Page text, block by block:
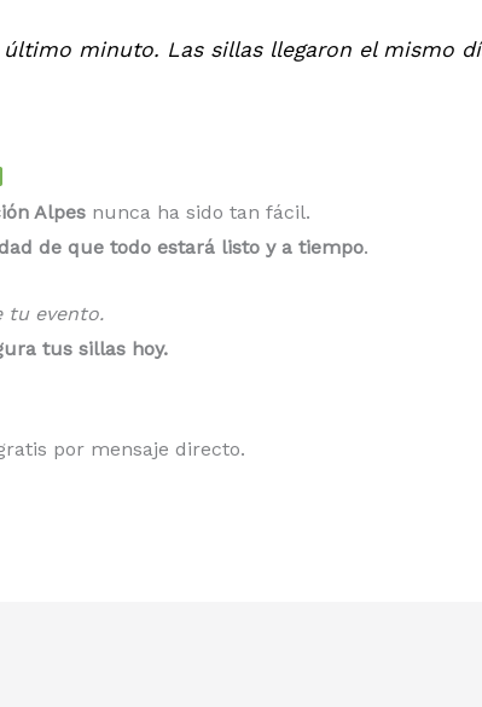
minuto. Las sillas llegaron el mismo
Alpes nunca ha sido tan fácil.
de que todo estará listo y a tiempo.
tu evento.
tus sillas hoy.
por mensaje directo.